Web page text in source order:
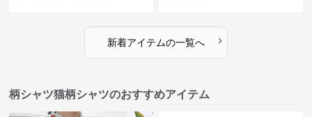
新着アイテムの一覧へ ›
柄シャツ猫柄シャツのおすすめアイテム